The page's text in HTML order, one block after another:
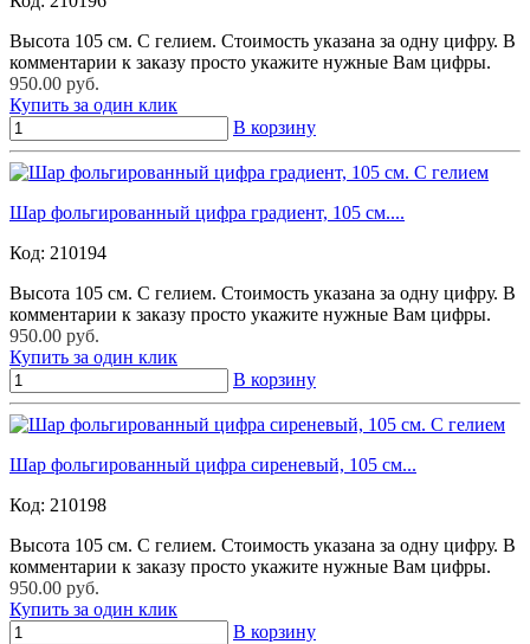
Высота 105 см. С гелием. Стоимость указана за одну цифру. В
комментарии к заказу просто укажите нужные Вам цифры.
950.00 руб.
Купить за один клик
В корзину
Шар фольгированный цифра градиент, 105 см....
Код: 210194
Высота 105 см. С гелием. Стоимость указана за одну цифру. В
комментарии к заказу просто укажите нужные Вам цифры.
950.00 руб.
Купить за один клик
В корзину
Шар фольгированный цифра сиреневый, 105 см...
Код: 210198
Высота 105 см. С гелием. Стоимость указана за одну цифру. В
комментарии к заказу просто укажите нужные Вам цифры.
950.00 руб.
Купить за один клик
В корзину